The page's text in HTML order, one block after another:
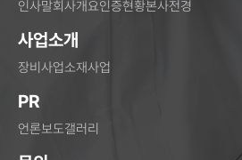
인사말회사개요인증현황본사전경
사업소개
장비사업소재사업
PR
언론보도갤러리